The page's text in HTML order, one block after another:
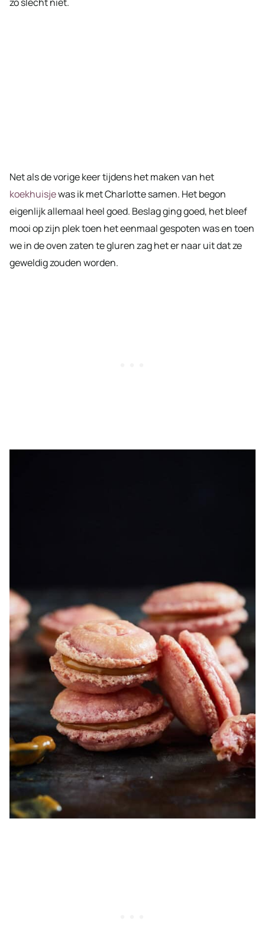
Net als de vorige keer tijdens het maken van het
koekhuisjewas ik met Charlotte samen. Het begon
eigenlijk allemaal heel goed. Beslag ging goed, het bleef
mooi op zijn plek toen het eenmaal gespoten was en toen
we in de oven zaten te gluren zag het er naar uit dat ze
geweldig zouden worden.